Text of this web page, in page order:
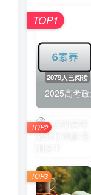
2079人已阅读
2025高考
TOP1
TOP2
TOP3